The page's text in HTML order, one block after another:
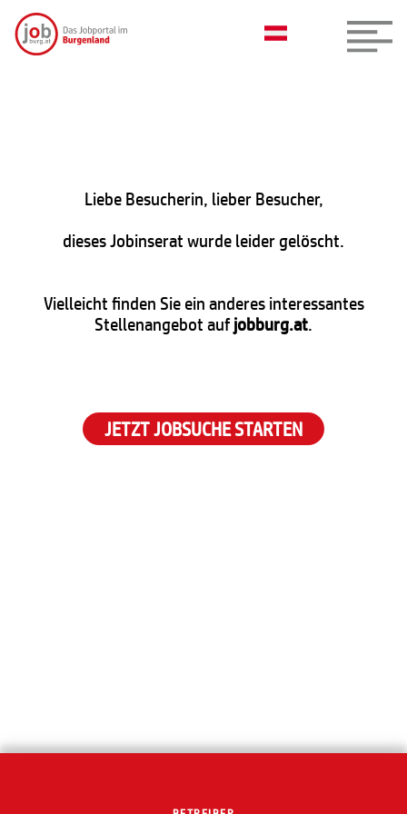
Liebe Besucherin, lieber Besucher,
dieses Jobinserat wurde leider gelöscht.
Vielleicht finden Sie ein anderes interessantes
Stellenangebot aufjobburg.at.
JETZT JOBSUCHE STARTEN